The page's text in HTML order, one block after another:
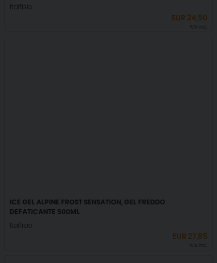
Italfisio
EUR 24,50
IVA incl.
ICE GEL ALPINE FROST SENSATION, GEL FREDDO
DEFATICANTE 500ML
Italfisio
EUR 27,85
IVA incl.